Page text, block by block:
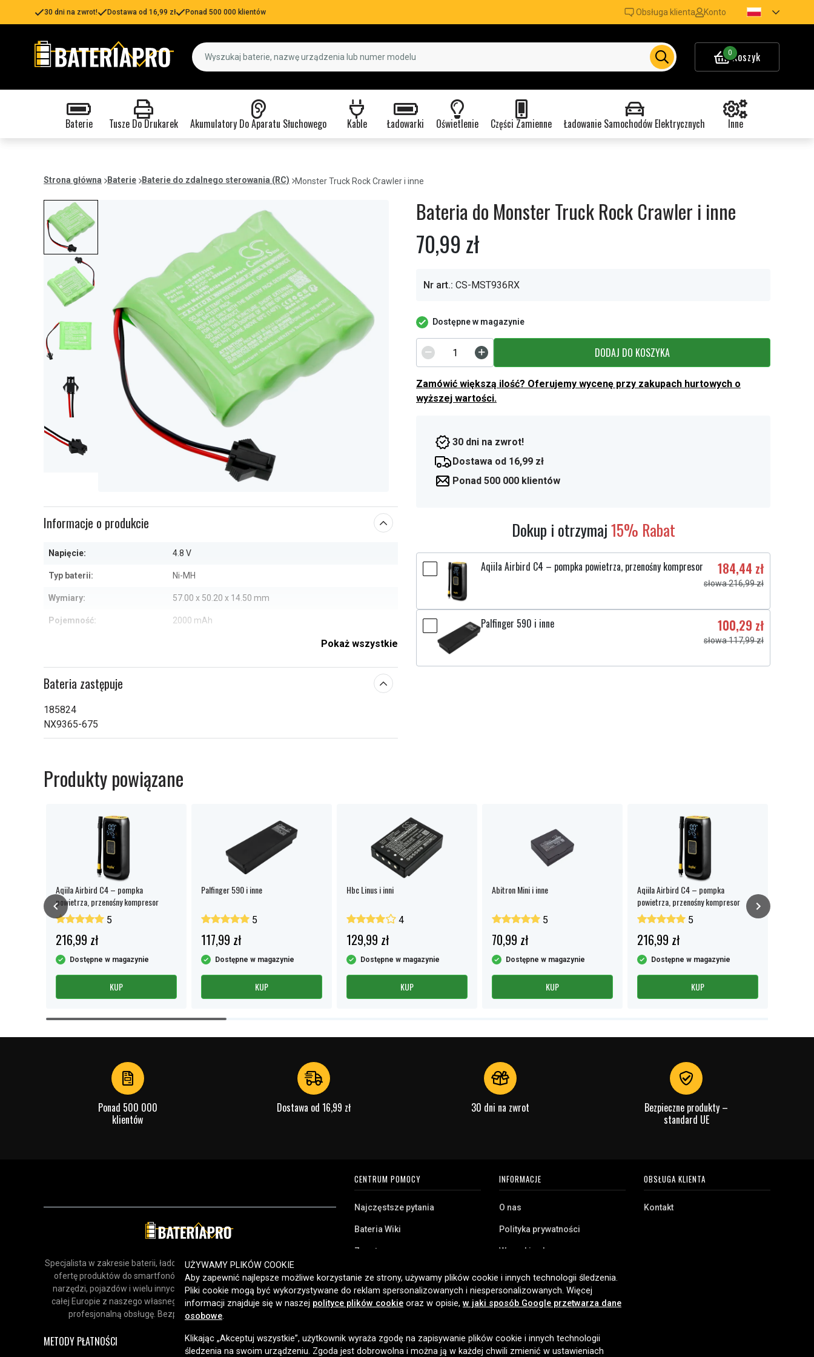
30 dni na zwrot! Dostawa od 16,99 zł Ponad 500 000 klientów Obsługa klienta Konto
0Koszyk
Baterie Tusze Do Drukarek Akumulatory Do Aparatu Słuchowego Kable Ładowarki Oświetlenie Części Zamienne Ładowanie Samochodów Elektrycznych Inne
Strona główna Baterie Baterie do zdalnego sterowania (RC) Monster Truck Rock Crawler i inne
of
Informacje o produkcie
Napięcie: 4.8 V
Typ baterii: Ni-MH
Wymiary: 57.00 x 50.20 x 14.50 mm
Pojemność: 2000 mAh
Pokaż wszystkie
Bateria zastępuje
185824
NX9365-675
Bateria do Monster Truck Rock Crawler i inne
70,99 zł
Nr art.: CS-MST936RX
Dostępne w magazynie
DODAJ DO KOSZYKA
Zamówić większą ilość? Oferujemy wycenę przy zakupach hurtowych o
wyższej wartości.
30 dni na zwrot!
Dostawa od 16,99 zł
Ponad 500 000 klientów
Dokup i otrzymaj15% Rabat
Aqiila Airbird C4 – pompka powietrza, przenośny kompresor 184,44 zł
słowa 216,99 zł
Palfinger 590 i inne 100,29 zł
słowa 117,99 zł
Produkty powiązane
Aqiila Airbird C4 – pompka
powietrza, przenośny kompresor
5
216,99 zł
Dostępne w magazynie
KUP
Palfinger 590 i inne
5
117,99 zł
Dostępne w magazynie
KUP
Hbc Linus i inni
4
129,99 zł
Dostępne w magazynie
KUP
Abitron Mini i inne
5
70,99 zł
Dostępne w magazynie
KUP
Aqiila Airbird C4 – pompka
powietrza, przenośny kompresor
5
216,99 zł
Dostępne w magazynie
KUP
Item
Ponad 500 000
klientów
Dostawa od 16,99 zł 30 dni na zwrot
Bezpieczne produkty –
standard UE
Specjalista w zakresie baterii, ładowarek i akcesoriów. Odkryj naszą szeroką
ofertę produktów do smartfonów, urządzeń gospodarstwa domowego,
narzędzi, pojazdów i wielu innych zastosowań. Dostarczamy klientom w
całej Europie z naszego własnego magazynu, oferując szybką dostawę i
profesjonalną obsługę. Bezpieczne zakupy online od 2006 roku.
CENTRUM POMOCY
Najczęstsze pytania
Bateria Wiki
Zwrot
Klient biznesowy
Jaką baterię posiadam?
INFORMACJE
O nas
Polityka prywatności
Warunki zakupu
Pliki cookie
OBSŁUGA KLIENTA
Kontakt
METODY PŁATNOŚCI OPCJE DOSTAWY
UŻYWAMY PLIKÓW COOKIE
Aby zapewnić najlepsze możliwe korzystanie ze strony, używamy plików cookie i innych technologii śledzenia.
Pliki cookie mogą być wykorzystywane do reklam spersonalizowanych i niespersonalizowanych. Więcej
informacji znajduje się w naszej polityce plików cookie oraz w opisie, w jaki sposób Google przetwarza dane
osobowe.
Klikając „Akceptuj wszystkie”, użytkownik wyraża zgodę na zapisywanie plików cookie i innych technologii
śledzenia na swoim urządzeniu. Zgoda jest dobrowolna i można ją w każdej chwili zmienić w ustawieniach